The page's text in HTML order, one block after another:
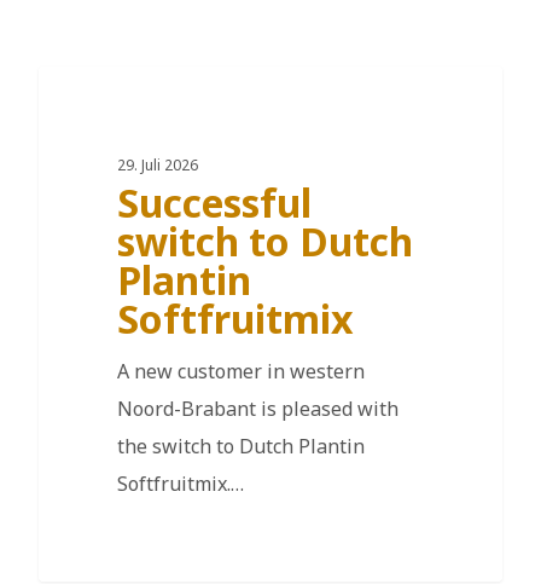
29. Juli 2026
Successful
switch to Dutch
Plantin
Softfruitmix
A new customer in western
Noord-Brabant is pleased with
the switch to Dutch Plantin
Softfruitmix.…